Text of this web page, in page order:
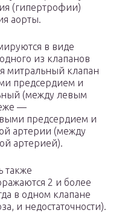
(гипертрофии)
аорты.
в виде
из клапанов
митральный клапан
предсердием и
(между левым
—
предсердием и
артерии (между
артерией).
также
2 и более
в одном клапане
и недостаточности).